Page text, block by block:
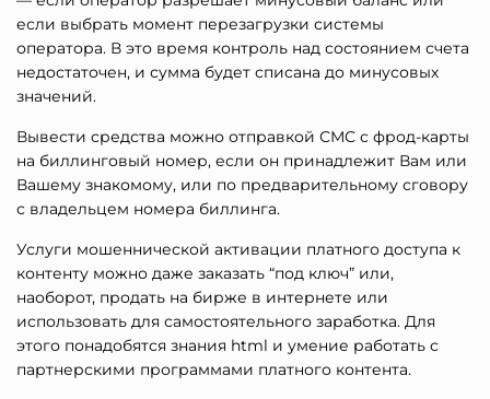
если выбрать момент перезагрузки системы
оператора. В это время контроль над состоянием счета
недостаточен, и сумма будет списана до минусовых
значений.
Вывести средства можно отправкой СМС с фрод-карты
на биллинговый номер, если он принадлежит Вам или
Вашему знакомому, или по предварительному сговору
с владельцем номера биллинга.
Услуги мошеннической активации платного доступа к
контенту можно даже заказать “под ключ” или,
наоборот, продать на бирже в интернете или
использовать для самостоятельного заработка. Для
этого понадобятся знания html и умение работать с
партнерскими программами платного контента.